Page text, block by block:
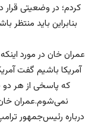
کردم؛ در وضعیتی
بنابراین باید منتظر
عمران خان در مورد
آمریکا باشیم گفت
که پاسخی از هر دو
نمی‌شوم.عمران
درباره رئیس‌جمهور